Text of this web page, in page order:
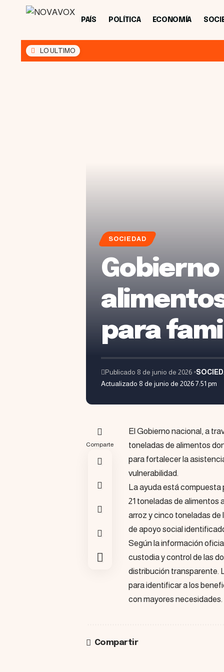
PAÍS POLÍTICA ECONOMÍA
LO ULTIMO
SOCIEDAD
para
Actualizado 8 de junio de 2026 7:51 pm
Publicado 8 de junio de 2026
Comparte
El Gobierno nacional, a
toneladas de alimentos
para fortalecer la
vulnerabilidad.
La ayuda está compuesta
21 toneladas de alimentos
arroz y cinco toneladas
de apoyo social
Según la información
custodia y control de las
distribución transparente.
para identificar a los
con mayores necesidades.
Compartir